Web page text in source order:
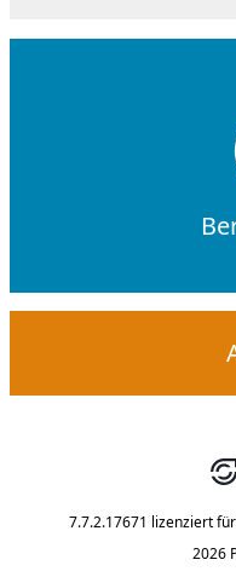
7.7.2.17671 lizenziert für
2026